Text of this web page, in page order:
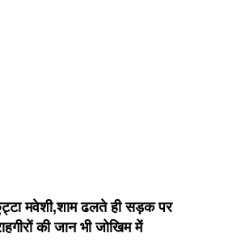
मवेशी,शाम ढलते ही सड़क पर
की जान भी जोखिम में